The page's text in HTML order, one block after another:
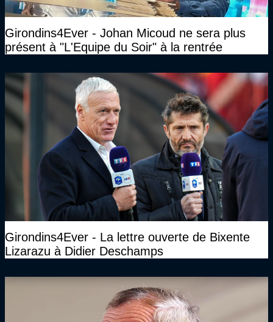
Girondins4Ever - Johan Micoud ne sera plus
présent à "L'Equipe du Soir" à la rentrée
Girondins4Ever - La lettre ouverte de Bixente
Lizarazu à Didier Deschamps